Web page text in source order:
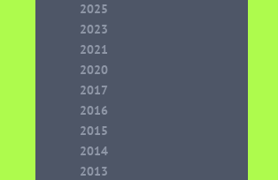
2025
2023
2021
2020
2017
2016
2015
2014
2013